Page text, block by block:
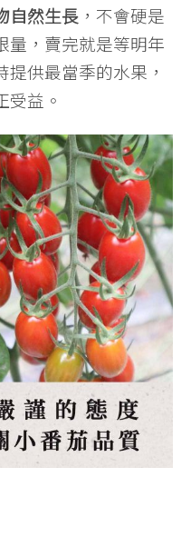
自然生長 ，不會硬是
量，賣完就是等明年
供最當季的水果，
受益。